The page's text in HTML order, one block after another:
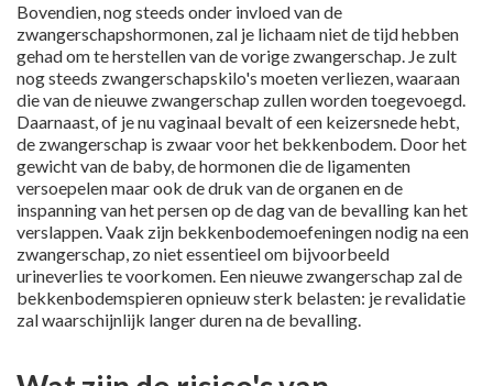
Bovendien, nog steeds onder invloed van de
zwangerschapshormonen, zal je lichaam niet de tijd hebben
gehad om te herstellen van de vorige zwangerschap. Je zult
nog steeds zwangerschapskilo's moeten verliezen, waaraan
die van de nieuwe zwangerschap zullen worden toegevoegd.
Daarnaast, of je nu vaginaal bevalt of een keizersnede hebt,
de zwangerschap is zwaar voor het bekkenbodem. Door het
gewicht van de baby, de hormonen die de ligamenten
versoepelen maar ook de druk van de organen en de
inspanning van het persen op de dag van de bevalling kan het
verslappen. Vaak zijn bekkenbodemoefeningen nodig na een
zwangerschap, zo niet essentieel om bijvoorbeeld
urineverlies te voorkomen. Een nieuwe zwangerschap zal de
bekkenbodemspieren opnieuw sterk belasten: je revalidatie
zal waarschijnlijk langer duren na de bevalling.